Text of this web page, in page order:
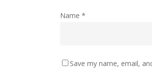
Name *
Save my name, email,